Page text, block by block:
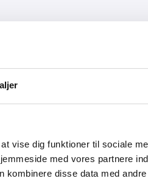
vise dig funktioner til sociale
med vores partnere
disse data med
31/